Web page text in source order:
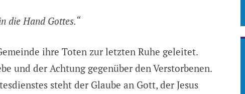
die Hand Gottes.“
ihre Toten zur letzten Ruhe geleitet.
und der Achtung gegenüber den Verstorbenen.
steht der Glaube an Gott, der Jesus